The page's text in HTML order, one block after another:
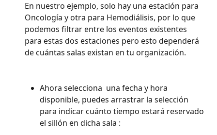
En nuestro ejemplo, solo hay una estación para
Oncología y otra para Hemodiálisis, por lo que
podemos filtrar entre los eventos existentes
para estas dos estaciones pero esto dependerá
de cuántas salas existan en tu organización.
Ahora selecciona  una fecha y hora
disponible, puedes arrastrar la selección
para indicar cuánto tiempo estará reservado
el sillón en dicha sala :